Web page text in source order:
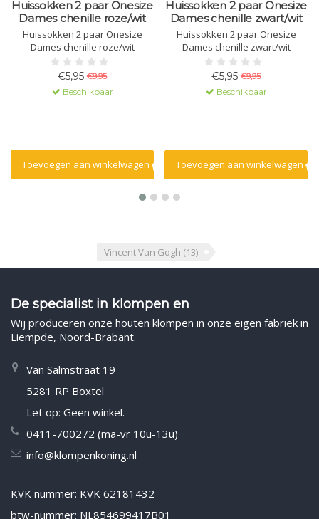
Huissokken 2 paar Onesize
Dames chenille roze/wit
Huissokken 2 paar Onesize
Dames chenille roze/wit
€5,95 €9,95
Beschikbaar
Toevoegen aan winkelwagen
Huissokken 2 paar Onesize
Dames chenille zwart/wit
Huissokken 2 paar Onesize
Dames chenille zwart/wit
€5,95 €9,95
Beschikbaar
Toevoegen aan winkelwagen
Vincent Van Gogh (13)
De specialist in klompen en
Wij produceren onze houten klompen in onze eigen fabriek in
Liempde, Noord-Brabant.
Van Salmstraat 19
5281 RP Boxtel
Let op: Geen winkel.
0411-700272 (ma-vr 10u-13u)
info@klompenkoning.nl
KVK nummer: KVK 62181432
btw-nummer: NL854699417B01